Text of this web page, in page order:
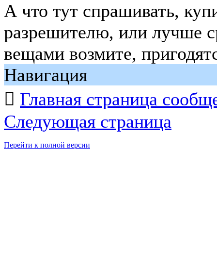
А что тут спрашивать,
разрешителю, или лучше
вещами возмите,
Навигация
 Главная страница
Следующая страница
Перейти к полной версии